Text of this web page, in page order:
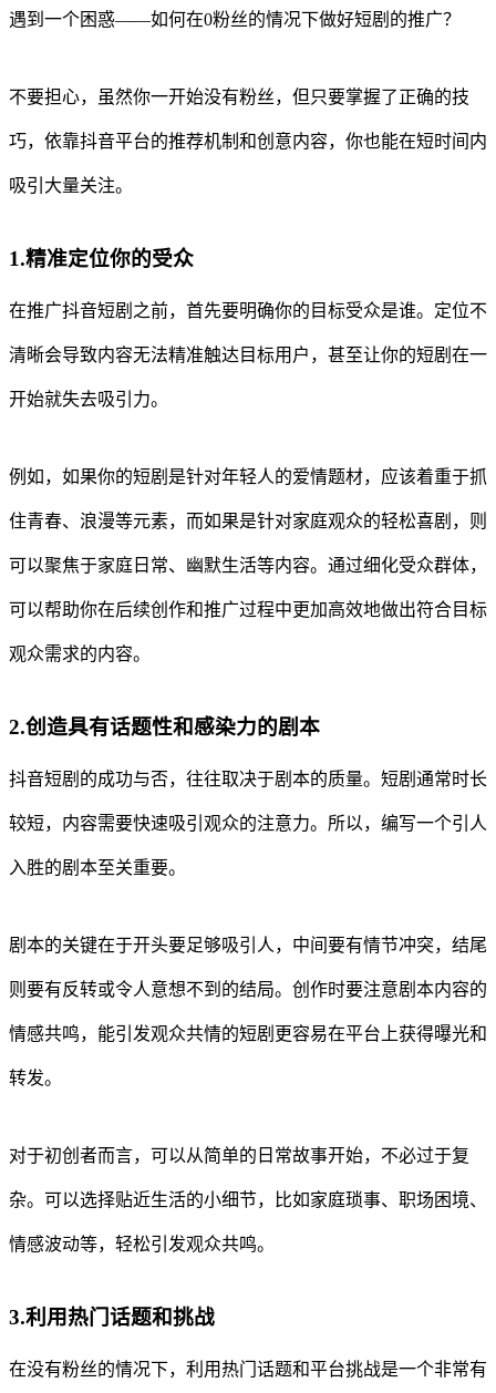
遇到一个困惑——如何在0粉丝的情况下做好短剧的推广？
不要担心，虽然你一开始没有粉丝，但只要掌握了正确的技
巧，依靠抖音平台的推荐机制和创意内容，你也能在短时间内
吸引大量关注。
1.精准定位你的受众
在推广抖音短剧之前，首先要明确你的目标受众是谁。定位不
清晰会导致内容无法精准触达目标用户，甚至让你的短剧在一
开始就失去吸引力。
例如，如果你的短剧是针对年轻人的爱情题材，应该着重于抓
住青春、浪漫等元素，而如果是针对家庭观众的轻松喜剧，则
可以聚焦于家庭日常、幽默生活等内容。通过细化受众群体，
可以帮助你在后续创作和推广过程中更加高效地做出符合目标
观众需求的内容。
2.创造具有话题性和感染力的剧本
抖音短剧的成功与否，往往取决于剧本的质量。短剧通常时长
较短，内容需要快速吸引观众的注意力。所以，编写一个引人
入胜的剧本至关重要。
剧本的关键在于开头要足够吸引人，中间要有情节冲突，结尾
则要有反转或令人意想不到的结局。创作时要注意剧本内容的
情感共鸣，能引发观众共情的短剧更容易在平台上获得曝光和
转发。
对于初创者而言，可以从简单的日常故事开始，不必过于复
杂。可以选择贴近生活的小细节，比如家庭琐事、职场困境、
情感波动等，轻松引发观众共鸣。
3.利用热门话题和挑战
在没有粉丝的情况下，利用热门话题和平台挑战是一个非常有